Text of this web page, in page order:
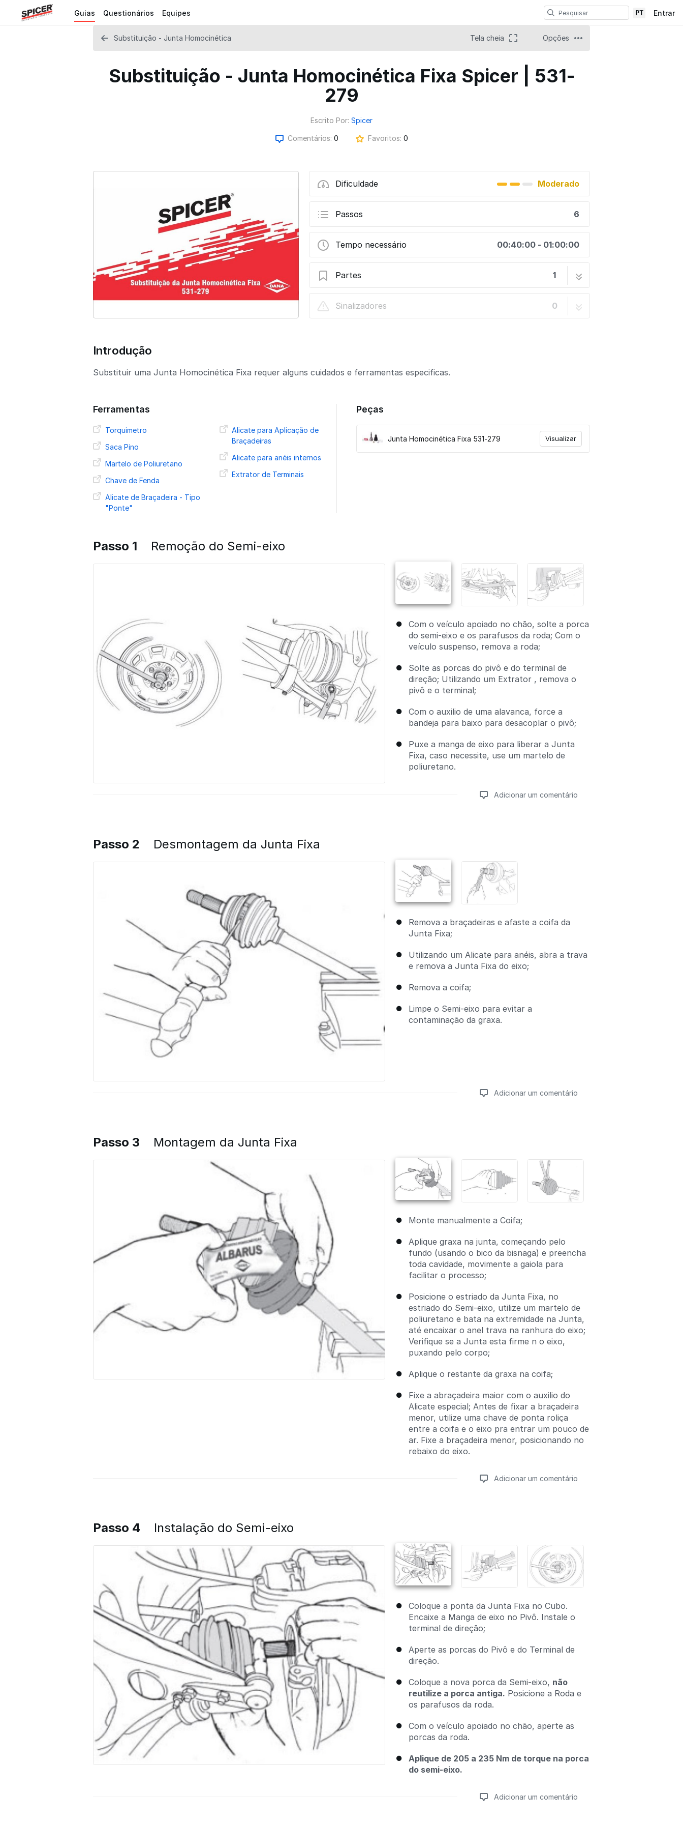
Guias Questionários Equipes PT Entrar
Substituição - Junta Homocinética Tela cheia Opções
Substituição - Junta Homocinética Fixa Spicer | 531-
279
Escrito Por: Spicer
Comentários: 0 Favoritos: 0
Dificuldade Moderado
Passos 6
Tempo necessário 00:40:00 - 01:00:00
Partes 1
Sinalizadores 0
Introdução
Substituir uma Junta Homocinética Fixa requer alguns cuidados e ferramentas especificas.
Ferramentas
Torquimetro
Saca Pino
Martelo de Poliuretano
Chave de Fenda
Alicate de Braçadeira - Tipo
"Ponte"
Alicate para Aplicação de
Braçadeiras
Alicate para anéis internos
Extrator de Terminais
Peças
Junta Homocinética Fixa 531-279 Visualizar
Passo 1 Remoção do Semi-eixo
Com o veículo apoiado no chão, solte a porca
do semi-eixo e os parafusos da roda; Com o
veículo suspenso, remova a roda;
Solte as porcas do pivô e do terminal de
direção; Utilizando um Extrator , remova o
pivô e o terminal;
Com o auxilio de uma alavanca, force a
bandeja para baixo para desacoplar o pivô;
Puxe a manga de eixo para liberar a Junta
Fixa, caso necessite, use um martelo de
poliuretano.
Adicionar um comentário
Passo 2 Desmontagem da Junta Fixa
Remova a braçadeiras e afaste a coifa da
Junta Fixa;
Utilizando um Alicate para anéis, abra a trava
e remova a Junta Fixa do eixo;
Remova a coifa;
Limpe o Semi-eixo para evitar a
contaminação da graxa.
Adicionar um comentário
Passo 3 Montagem da Junta Fixa
Monte manualmente a Coifa;
Aplique graxa na junta, começando pelo
fundo (usando o bico da bisnaga) e preencha
toda cavidade, movimente a gaiola para
facilitar o processo;
Posicione o estriado da Junta Fixa, no
estriado do Semi-eixo, utilize um martelo de
poliuretano e bata na extremidade na Junta,
até encaixar o anel trava na ranhura do eixo;
Verifique se a Junta esta firme n o eixo,
puxando pelo corpo;
Aplique o restante da graxa na coifa;
Fixe a abraçadeira maior com o auxilio do
Alicate especial; Antes de fixar a braçadeira
menor, utilize uma chave de ponta roliça
entre a coifa e o eixo pra entrar um pouco de
ar. Fixe a braçadeira menor, posicionando no
rebaixo do eixo.
Adicionar um comentário
Passo 4 Instalação do Semi-eixo
Coloque a ponta da Junta Fixa no Cubo.
Encaixe a Manga de eixo no Pivô. Instale o
terminal de direção;
Aperte as porcas do Pivô e do Terminal de
direção.
Coloque a nova porca da Semi-eixo, não
reutilize a porca antiga. Posicione a Roda e
os parafusos da roda.
Com o veículo apoiado no chão, aperte as
porcas da roda.
Aplique de 205 a 235 Nm de torque na porca
do semi-eixo.
Adicionar um comentário